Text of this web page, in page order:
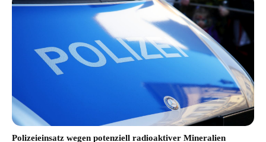
Polizeieinsatz wegen potenziell radioaktiver Mineralien